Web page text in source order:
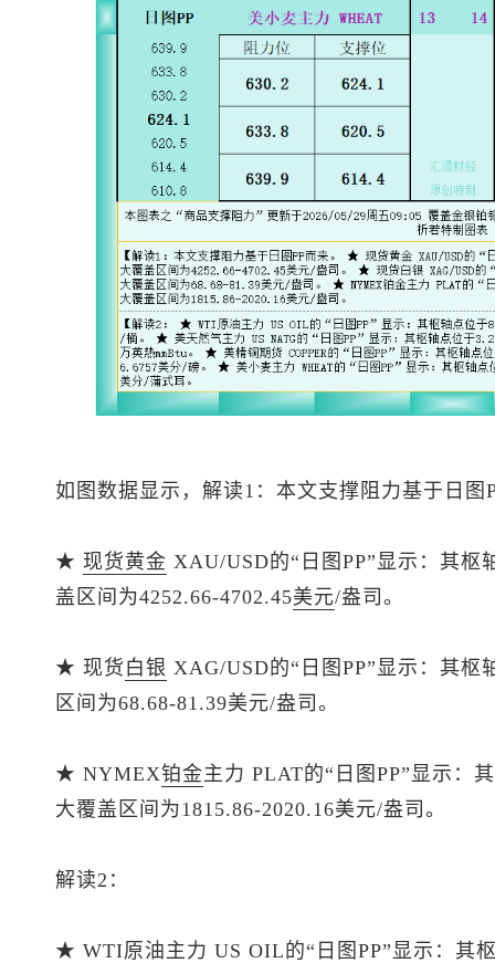
如图数据显示，解读1：本文支撑阻力基于日图
★ 现货黄金 XAU/USD的“日图PP”显示：其枢
盖区间为4252.66-4702.45美元/盎司。
★ 现货 白银 XAG/USD的“日图PP”显示：其
区间为68.68-81.39美元/盎司。
★ NYMEX铂金主力 PLAT的“日图PP”显示：
大覆盖区间为1815.86-2020.16美元/盎司。
解读2：
★ WTI原油主力 US OIL的“日图PP”显示：其